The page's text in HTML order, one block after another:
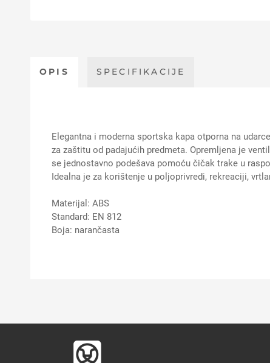
OPIS SPECIFIKACIJE
Elegantna i moderna sportska kapa otporna na
za zaštitu od padajućih predmeta. Opremljena je
se jednostavno podešava pomoću čičak trake u
Idealna je za korištenje u poljoprivredi, rekreaciji,
Materijal: ABS
Standard: EN 812
Boja: narančasta